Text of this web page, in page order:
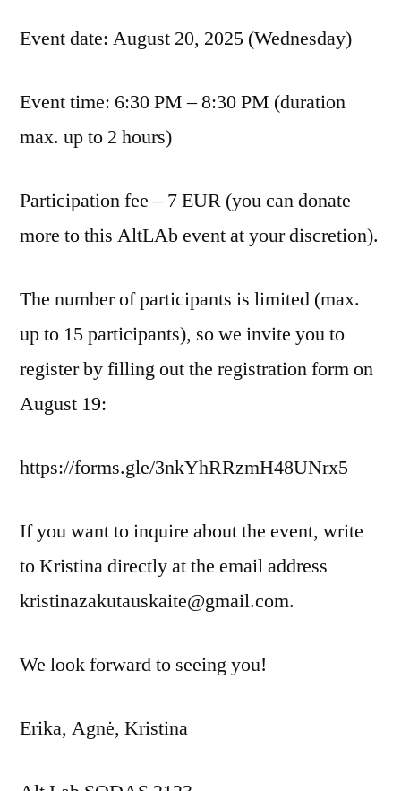
Event date: August 20, 2025 (Wednesday)
Event time: 6:30 PM – 8:30 PM (duration
max. up to 2 hours)
Participation fee – 7 EUR (you can donate
more to this AltLAb event at your discretion).
The number of participants is limited (max.
up to 15 participants), so we invite you to
register by filling out the registration form on
August 19:
https://forms.gle/3nkYhRRzmH48UNrx5
If you want to inquire about the event, write
to Kristina directly at the email address
kristinazakutauskaite@gmail.com.
We look forward to seeing you!
Erika, Agnė, Kristina